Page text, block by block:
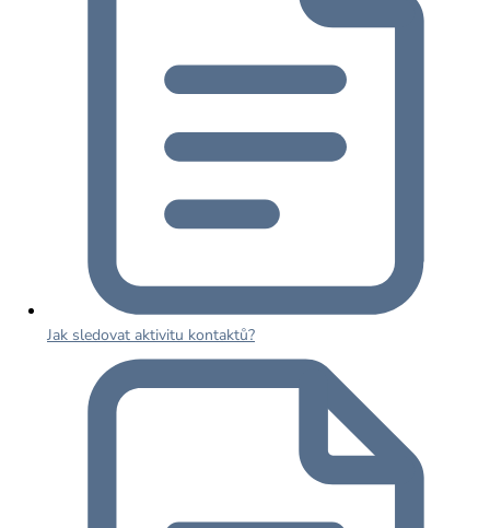
Jak sledovat aktivitu kontaktů?